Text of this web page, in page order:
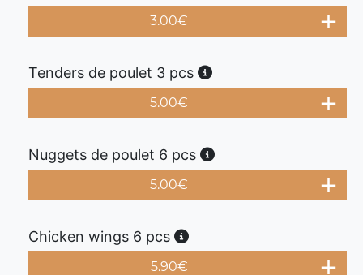
3.00€
Tenders de poulet 3 pcs
5.00€
Nuggets de poulet 6 pcs
5.00€
Chicken wings 6 pcs
5.90€